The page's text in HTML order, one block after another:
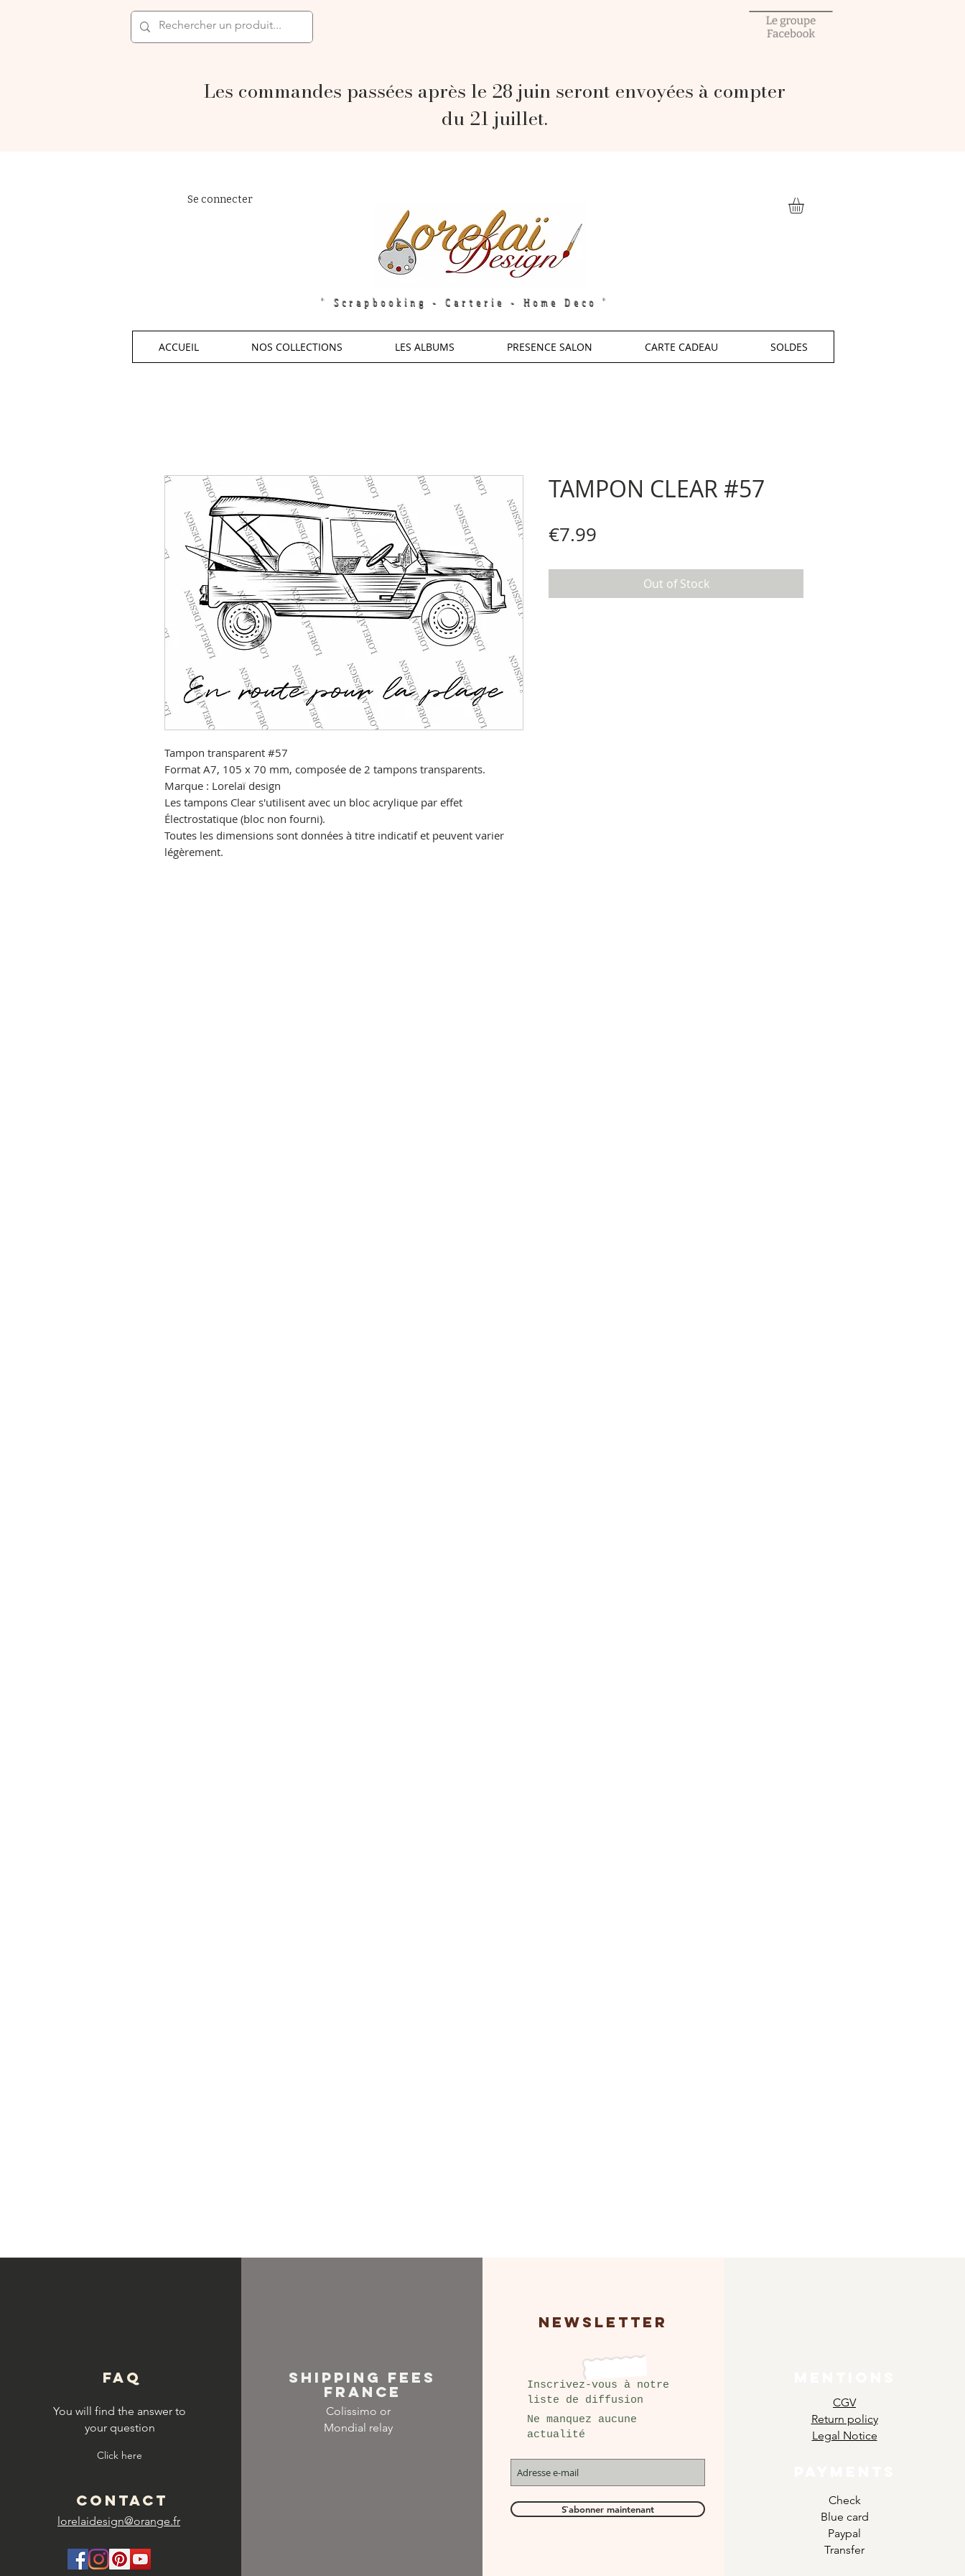
Les commandes passées après le 28 juin seront envoyées à compter
du 21 juillet.
Se connecter
" Scrapbooking - Carterie - Home Deco "
Tampon transparent #57
Format A7, 105 x 70 mm, composée de 2 tampons transparents.
Marque : Lorelaï design
Les tampons Clear s'utilisent avec un bloc acrylique par effet
Électrostatique (bloc non fourni).
Toutes les dimensions sont données à titre indicatif et peuvent varier
légèrement.
TAMPON CLEAR #57
€7.99
Out of Stock
ACCUEIL NOS COLLECTIONS LES ALBUMS PRESENCE SALON CARTE CADEAU SOLDES
FAQ
You will find the answer to
your question
Click here
CONTACT
lorelaidesign@orange.fr
SHIPPING FEES
FRANCE
Colissimo or
Mondial relay
NEWSLETTER
Inscrivez-vous à notre
liste de diffusion
Ne manquez aucune
actualité
S`abonner maintenant
CGV
Return policy
Legal Notice
Check
Blue card
Paypal
Transfer